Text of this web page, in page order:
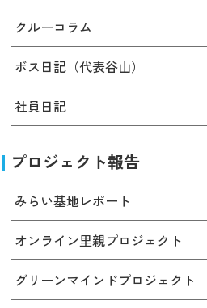
クルーコラム
ボス日記（代表谷山）
社員日記
プロジェクト報告
みらい基地レポート
オンライン里親プロジェクト
グリーンマインドプロジェクト